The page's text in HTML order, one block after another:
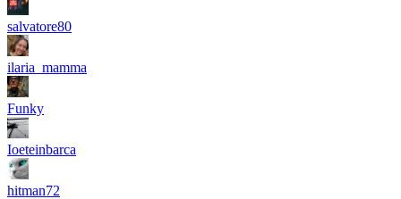
salvatore80
ilaria_mamma
Funky
Ioeteinbarca
hitman72